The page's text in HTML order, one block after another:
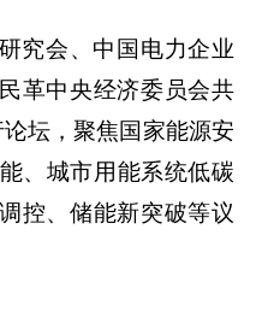
究会、中国电力企业
革中央经济委员会共
坛，聚焦国家能源安
、城市用能系统低碳
控、储能新突破等议